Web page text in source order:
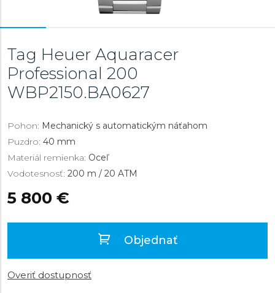
Tag Heuer Aquaracer
Professional 200
WBP2150.BA0627
Pohon: Mechanický s automatickým náťahom
Puzdro: 40 mm
Materiál remienka: Oceľ
Vodotesnosť: 200 m / 20 ATM
5 800 €
Objednať
Overiť dostupnosť